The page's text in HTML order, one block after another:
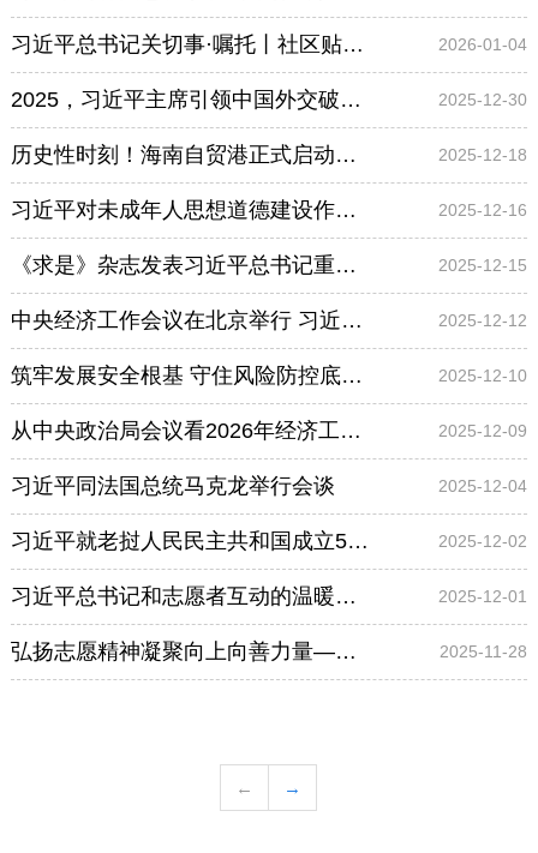
习近平总书记关切事·嘱托丨社区贴心人的民生守望 2026-01-04
2025，习近平主席引领中国外交破浪前行 2025-12-30
历史性时刻！海南自贸港正式启动全岛封关 2025-12-18
习近平对未成年人思想道德建设作出重要指示 2025-12-16
《求是》杂志发表习近平总书记重要文章《扩大内需是战略之举》 2025-12-15
中央经济工作会议在北京举行 习近平发表重要讲话 2025-12-12
筑牢发展安全根基 守住风险防控底线——解码中国经济稳健前行的底气 2025-12-10
从中央政治局会议看2026年经济工作方向 2025-12-09
习近平同法国总统马克龙举行会谈 2025-12-04
习近平就老挝人民民主共和国成立50周年向老挝人民革命党中央委员会总书记、国家主席通伦致贺电 2025-12-02
习近平总书记和志愿者互动的温暖瞬间 2025-12-01
弘扬志愿精神凝聚向上向善力量——习近平总书记引领推动新时代志愿服务事业高质量发展述评 2025-11-28
← →